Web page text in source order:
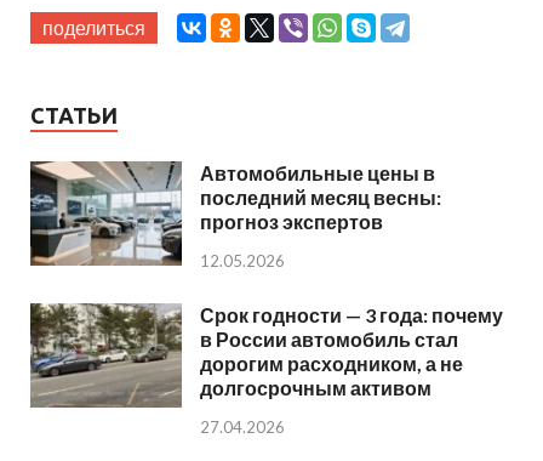
поделиться
СТАТЬИ
Автомобильные цены в
последний месяц весны:
прогноз экспертов
12.05.2026
Срок годности — 3 года: почему
в России автомобиль стал
дорогим расходником, а не
долгосрочным активом
27.04.2026